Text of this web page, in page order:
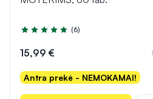
Įvertinimas 5.0 iš 5
(6)
15,99 €
Antra prekė - NEMOKAMAI!